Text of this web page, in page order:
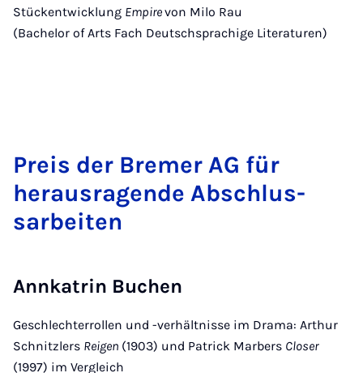
Stückentwicklung Empirevon Milo Rau
(Bachelor of Arts Fach Deutschsprachige Literaturen)
Pre­is der Bremer AG für
heraus­ra­gende Ab­schlus­
sarbeiten
Annkatrin Buchen
Geschlechterrollen und -verhältnisse im Drama: Arthur
Schnitzlers Reigen (1903) und Patrick Marbers Closer
(1997) im Vergleich